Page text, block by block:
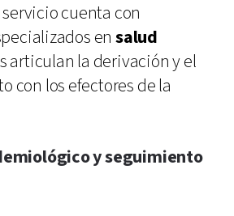
cuenta con
en salud
articulan la derivación y el
con los efectores de la
y seguimiento